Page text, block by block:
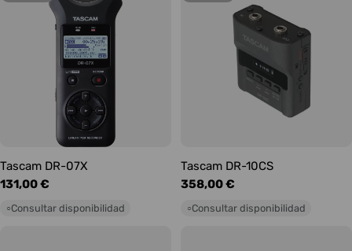
Tascam DR-07X
Precio
131,00 €
○Consultar disponibilidad
Tascam DR-10CS
Precio
358,00 €
○Consultar disponibilidad